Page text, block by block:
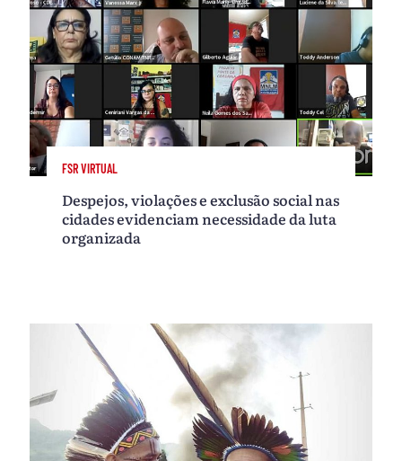
FSR VIRTUAL
Despejos, violações e exclusão social nas
cidades evidenciam necessidade da luta
organizada